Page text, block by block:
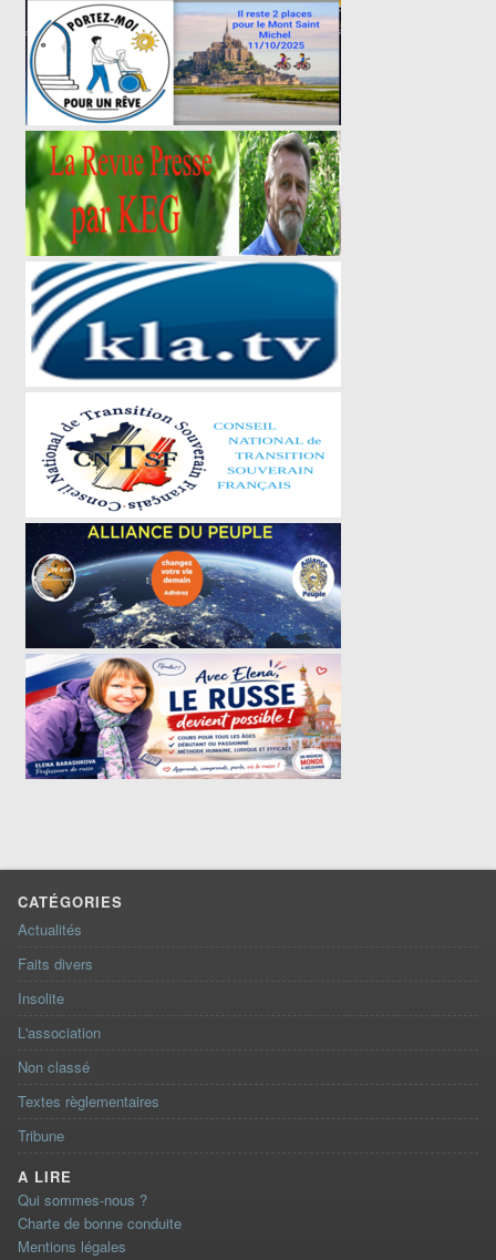
CATÉGORIES
Actualités
Faits divers
Insolite
L'association
Non classé
Textes règlementaires
Tribune
A LIRE
Qui sommes-nous ?
Charte de bonne conduite
Mentions légales